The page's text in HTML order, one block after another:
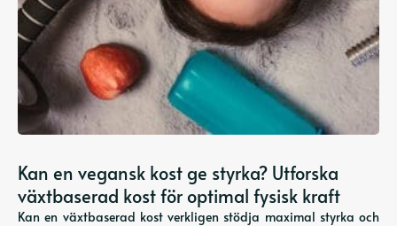
Kan en vegansk kost ge styrka? Utforska
växtbaserad kost för optimal fysisk kraft
Kan en växtbaserad kost verkligen stödja maximal styrka och